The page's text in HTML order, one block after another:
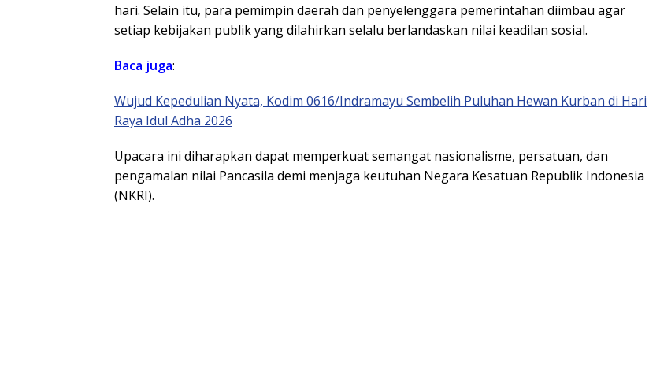
hari. Selain itu, para pemimpin daerah dan penyelenggara pemerintahan diimbau agar
setiap kebijakan publik yang dilahirkan selalu berlandaskan nilai keadilan sosial.
Baca juga:
Wujud Kepedulian Nyata, Kodim 0616/Indramayu Sembelih Puluhan Hewan Kurban di Hari
Raya Idul Adha 2026
Upacara ini diharapkan dapat memperkuat semangat nasionalisme, persatuan, dan
pengamalan nilai Pancasila demi menjaga keutuhan Negara Kesatuan Republik Indonesia
(NKRI).